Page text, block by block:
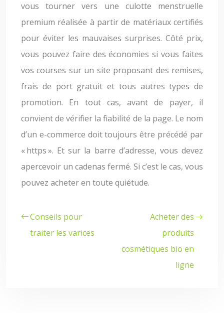
vous tourner vers une culotte menstruelle
premium réalisée à partir de matériaux certifiés
pour éviter les mauvaises surprises. Côté prix,
vous pouvez faire des économies si vous faites
vos courses sur un site proposant des remises,
frais de port gratuit et tous autres types de
promotion. En tout cas, avant de payer, il
convient de vérifier la fiabilité de la page. Le nom
d’un e-commerce doit toujours être précédé par
« https ». Et sur la barre d’adresse, vous devez
apercevoir un cadenas fermé. Si c’est le cas, vous
pouvez acheter en toute quiétude.
Conseils pour
traiter les varices
Acheter des
produits
cosmétiques bio en
ligne